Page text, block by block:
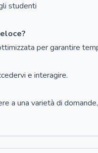
studenti
per garantire
e interagire.
a una varietà di